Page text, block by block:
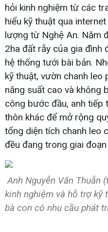
hỏi kinh nghiệm từ các
hiểu kỹ thuật qua
lượng từ Nghệ An. Năm
2ha đất rẫy của gia đình
hệ thống tưới bài bản.
kỹ thuật, vườn chanh leo
năng suất cao và không
công bước đầu, anh tiếp
thôn khác để mở rộng
tổng diện tích chanh leo
đều đang trong giai
Anh Nguyễn Văn Thuẫn
kinh nghiệm và hỗ trợ kỹ
bà con có nhu cầu phát